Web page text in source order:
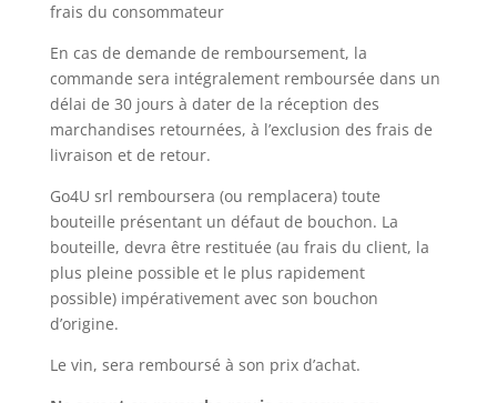
frais du consommateur
En cas de demande de remboursement, la
commande sera intégralement remboursée dans un
délai de 30 jours à dater de la réception des
marchandises retournées, à l’exclusion des frais de
livraison et de retour.
Go4U srl remboursera (ou remplacera) toute
bouteille présentant un défaut de bouchon. La
bouteille, devra être restituée (au frais du client, la
plus pleine possible et le plus rapidement
possible) impérativement avec son bouchon
d’origine.
Le vin, sera remboursé à son prix d’achat.